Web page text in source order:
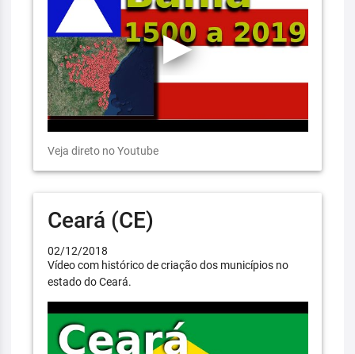
Veja direto no Youtube
Ceará (CE)
02/12/2018
Vídeo com histórico de criação dos municípios no
estado do Ceará.